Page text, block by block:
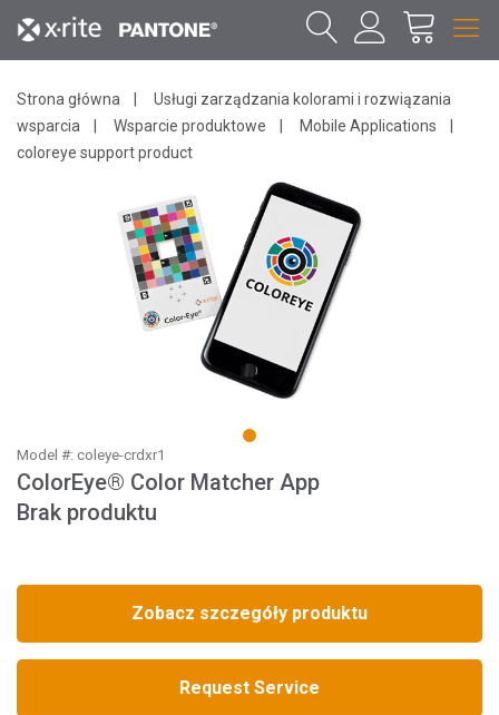
Strona główna
Usługi zarządzania kolorami i rozwiązania
wsparcia
Wsparcie produktowe
Mobile Applications
coloreye support product
1
Model #: coleye-crdxr1
ColorEye® Color Matcher App
Brak produktu
Zobacz szczegóły produktu
Request Service